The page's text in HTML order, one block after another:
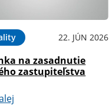
22. JÚN 2026
na zasadnutie
zastupiteľstva